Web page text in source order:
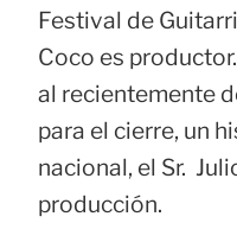
Festival de
Coco es
al recientemente
para el cierre, un
nacional, el Sr.
producción.